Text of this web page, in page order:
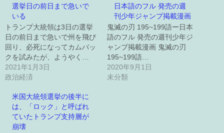
選挙日の前日まで急いで
いる
トランプ大統領は3日の選挙
日の前日まで急いで州を飛び
回り、必死になってカムバッ
クを試みたが、ようやく…
2021年1月3日
政治経済
日本語のフル 発売の週
刊少年ジャンプ掲載漫画
鬼滅の刃 195~199語ー日本
語のフル 発売の週刊少年ジ
ャンプ掲載漫画 鬼滅の刃
195~199語…
2020年9月1日
未分類
米国大統領選挙の後半に
は、「ロック」と呼ばれ
ていたトランプ支持層が
崩壊